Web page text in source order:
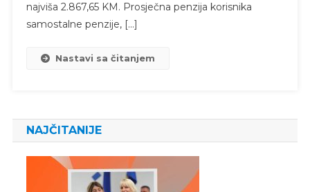
najviša 2.867,65 KM. Prosječna penzija korisnika
samostalne penzije, […]
Nastavi sa čitanjem
NAJČITANIJE